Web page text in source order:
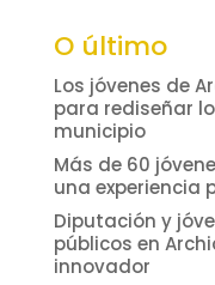
O último
Los jóvenes de
para rediseñar
municipio
Más de 60
una experiencia
Diputación y
públicos en
innovador